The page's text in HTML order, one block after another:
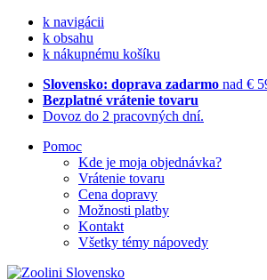
k navigácii
k obsahu
k nákupnému košíku
Slovensko: doprava zadarmo nad €
Bezplatné vrátenie tovaru
Dovoz do 2 pracovných dní.
Pomoc
Kde je moja objednávka?
Vrátenie tovaru
Cena dopravy
Možnosti platby
Kontakt
Všetky témy nápovedy